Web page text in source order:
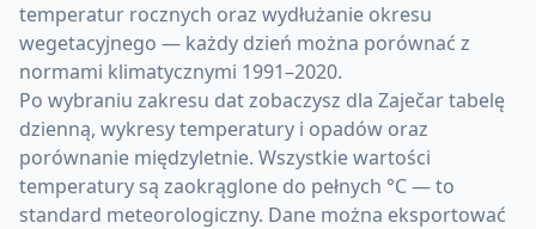
temperatur rocznych oraz wydłużanie okresu
wegetacyjnego — każdy dzień można porównać z
normami klimatycznymi 1991–2020.
Po wybraniu zakresu dat zobaczysz dla Zaječar tabelę
dzienną, wykresy temperatury i opadów oraz
porównanie międzyletnie. Wszystkie wartości
temperatury są zaokrąglone do pełnych °C — to
standard meteorologiczny. Dane można eksportować